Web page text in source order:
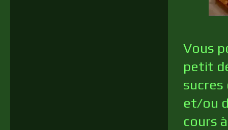
Vous
petit
sucres
et/ou
cours